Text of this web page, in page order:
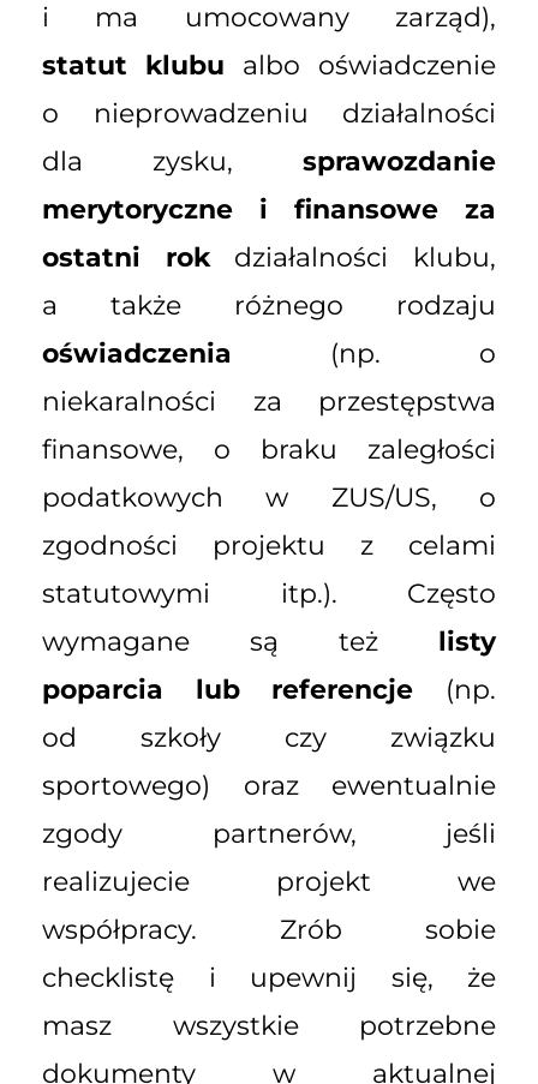
i ma umocowany zarząd),
statut klubu albo oświadczenie
o nieprowadzeniu działalności
dla zysku, sprawozdanie
merytoryczne i finansowe za
ostatni rokdziałalności klubu,
a także różnego rodzaju
oświadczenia (np. o
niekaralności za przestępstwa
finansowe, o braku zaległości
podatkowych w ZUS/US, o
zgodności projektu z celami
statutowymi itp.). Często
wymagane są też listy
poparcia lub referencje (np.
od szkoły czy związku
sportowego) oraz ewentualnie
zgody partnerów, jeśli
realizujecie projekt we
współpracy. Zrób sobie
checklistę i upewnij się, że
masz wszystkie potrzebne
dokumenty w aktualnej